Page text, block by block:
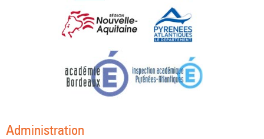
Administration